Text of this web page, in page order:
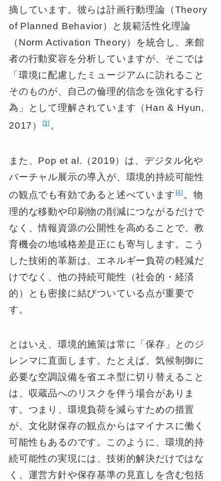
摘しています。彼らは計画行動理論（Theory
of Planned Behavior）と規範活性化理論
（Norm Activation Theory）を統合し、来館
者の行動変容を分析していますが、そこでは
「環境に配慮したミュージアムに訪れること
そのものが、自己の倫理的信念を強化する行
為」として理解されています（Han & Hyun,
2017）
3 。
また、Pop et al.（2019）は、デジタル化や
バーチャル展示の導入が、環境的持続可能性
の観点でも有効であると述べています 4 。物
理的な移動や印刷物の削減につながるだけで
なく、情報資源の公開性を高めることで、教
育機会の地域格差是正にも寄与します。こう
した技術的革新は、エネルギー負荷の軽減だ
けでなく、他の持続可能性（社会的・経済
的）とも密接に結びついている点が重要で
す。
とはいえ、環境的施策は常に「保存」とのジ
レンマに直面します。たとえば、気候制御に
必要な空調設備を省エネ型に切り替えること
は、収蔵品へのリスクを伴う場合がありま
す。つまり、環境負荷を減らすための措置
が、文化財保存の観点からはマイナスに働く
可能性もあるのです。このように、環境的持
続可能性の実現には、技術的解決だけではな
く、運営方針や保存基準の見直しを含む包括